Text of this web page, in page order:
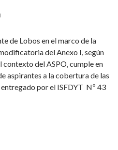
de Lobos en el marco de la
del Anexo I, según
del ASPO, cumple en
aspirantes a la cobertura de las
por el ISFDYT Nº 43